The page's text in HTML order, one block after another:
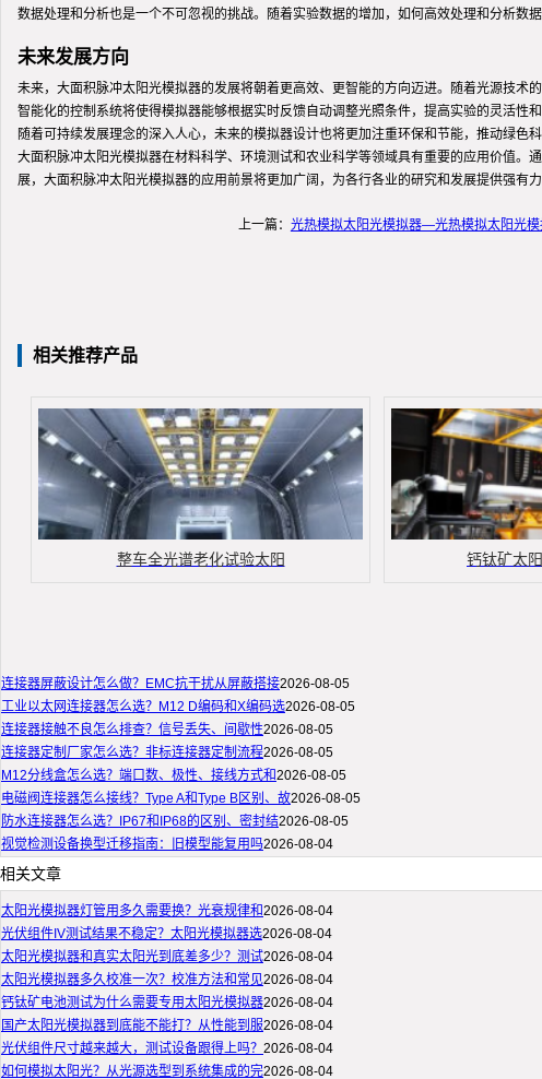
数据处理和分析也是一个不可忽视的挑战。随着实验数据的增加，如何高效处理和分析数
未来发展方向
未来，大面积脉冲太阳光模拟器的发展将朝着更高效、更智能的方向迈进。随着光源技术
智能化的控制系统将使得模拟器能够根据实时反馈自动调整光照条件，提高实验的灵活性
随着可持续发展理念的深入人心，未来的模拟器设计也将更加注重环保和节能，推动绿色科
大面积脉冲太阳光模拟器在材料科学、环境测试和农业科学等领域具有重要的应用价值
展，大面积脉冲太阳光模拟器的应用前景将更加广阔，为各行各业的研究和发展提供强有力
上一篇： 光热模拟太阳光模拟器—光热模拟太阳光
相关推荐产品
整车全光谱老化试验太阳 钙钛矿太
连接器屏蔽设计怎么做？EMC抗干扰从屏蔽搭接2026-08-05
工业以太网连接器怎么选？M12 D编码和X编码选2026-08-05
连接器接触不良怎么排查？信号丢失、间歇性2026-08-05
连接器定制厂家怎么选？非标连接器定制流程2026-08-05
M12分线盒怎么选？端口数、极性、接线方式和2026-08-05
电磁阀连接器怎么接线？Type A和Type B区别、故2026-08-05
防水连接器怎么选？IP67和IP68的区别、密封结2026-08-05
视觉检测设备换型迁移指南：旧模型能复用吗2026-08-04
相关文章
太阳光模拟器灯管用多久需要换？光衰规律和2026-08-04
光伏组件IV测试结果不稳定？太阳光模拟器选2026-08-04
太阳光模拟器和真实太阳光到底差多少？测试2026-08-04
太阳光模拟器多久校准一次？校准方法和常见2026-08-04
钙钛矿电池测试为什么需要专用太阳光模拟器2026-08-04
国产太阳光模拟器到底能不能打？从性能到服2026-08-04
光伏组件尺寸越来越大，测试设备跟得上吗？ 2026-08-04
如何模拟太阳光？从光源选型到系统集成的完2026-08-04